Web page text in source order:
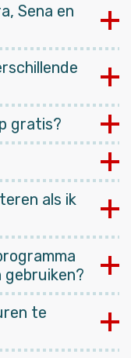
Sena en
gratis?
als ik
gebruiken?
te